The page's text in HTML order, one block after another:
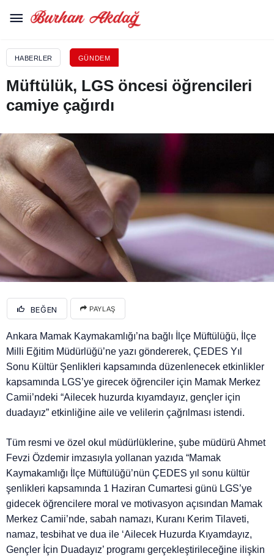
HABERLER GÜNDEM
Müftülük, LGS öncesi öğrencileri
camiye çağırdı
BEĞEN PAYLAŞ
Ankara Mamak Kaymakamlığı’na bağlı İlçe Müftülüğü, İlçe
Milli Eğitim Müdürlüğü’ne yazı göndererek, ÇEDES Yıl
Sonu Kültür Şenlikleri kapsamında düzenlenecek etkinlikler
kapsamında LGS’ye girecek öğrenciler için Mamak Merkez
Camii’ndeki “Ailecek huzurda kıyamdayız, gençler için
duadayız” etkinliğine aile ve velilerin çağrılması istendi.
Tüm resmi ve özel okul müdürlüklerine, şube müdürü Ahmet
Fevzi Özdemir imzasıyla yollanan yazıda “Mamak
Kaymakamlığı İlçe Müftülüğü’nün ÇEDES yıl sonu kültür
şenlikleri kapsamında 1 Haziran Cumartesi günü LGS’ye
gidecek öğrencilere moral ve motivasyon açısından Mamak
Merkez Camii’nde, sabah namazı, Kuranı Kerim Tilaveti,
namaz, tesbihat ve dua ile ‘Ailecek Huzurda Kıyamdayız,
Gençler İçin Duadayız’ programı gerçekleştirileceğine ilişkin